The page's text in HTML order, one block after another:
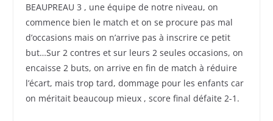
BEAUPREAU 3 , une équipe de notre niveau, on
commence bien le match et on se procure pas mal
d’occasions mais on n’arrive pas à inscrire ce petit
but…Sur 2 contres et sur leurs 2 seules occasions, on
encaisse 2 buts, on arrive en fin de match à réduire
l’écart, mais trop tard, dommage pour les enfants car
on méritait beaucoup mieux , score final défaite 2-1.